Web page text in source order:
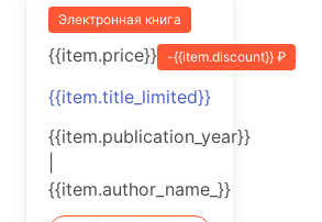
Электронная книга
{{item.price}} -{{item.discount}} ₽
{{item.title_limited}}
{{item.publication_year}}
{{item.author_name_}}